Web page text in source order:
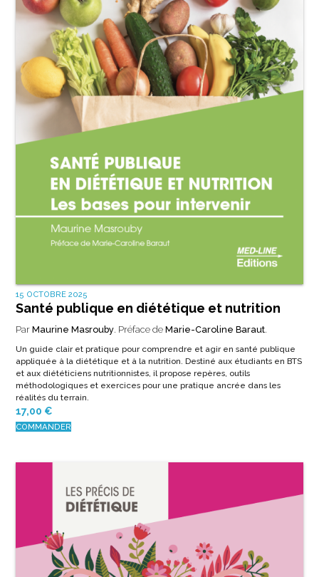
15 OCTOBRE 2025
Santé publique en diététique et nutrition
Par Maurine Masrouby. Préface de Marie-Caroline Baraut.
Un guide clair et pratique pour comprendre et agir en santé publique
appliquée à la diététique et à la nutrition. Destiné aux étudiants en BTS
et aux diététiciens nutritionnistes, il propose repères, outils
méthodologiques et exercices pour une pratique ancrée dans les
réalités du terrain.
17,00 €
COMMANDER